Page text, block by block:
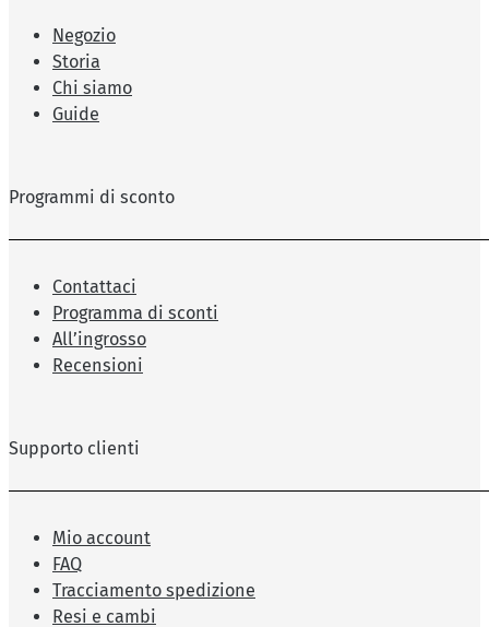
Negozio
Storia
Chi siamo
Guide
Programmi di sconto
Contattaci
Programma di sconti
All’ingrosso
Recensioni
Supporto clienti
Mio account
FAQ
Tracciamento spedizione
Resi e cambi